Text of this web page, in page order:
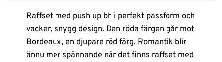
Raffset med push up bh i perfekt passform och
vacker, snygg design. Den röda färgen går mot
Bordeaux, en djupare röd färg. Romantik blir
ännu mer spännande när det finns raffset med